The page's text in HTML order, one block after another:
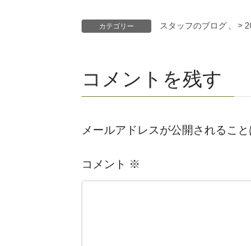
カテゴリー スタッフのブログ >
コメントを残す
メールアドレスが公開されること
コメント ※